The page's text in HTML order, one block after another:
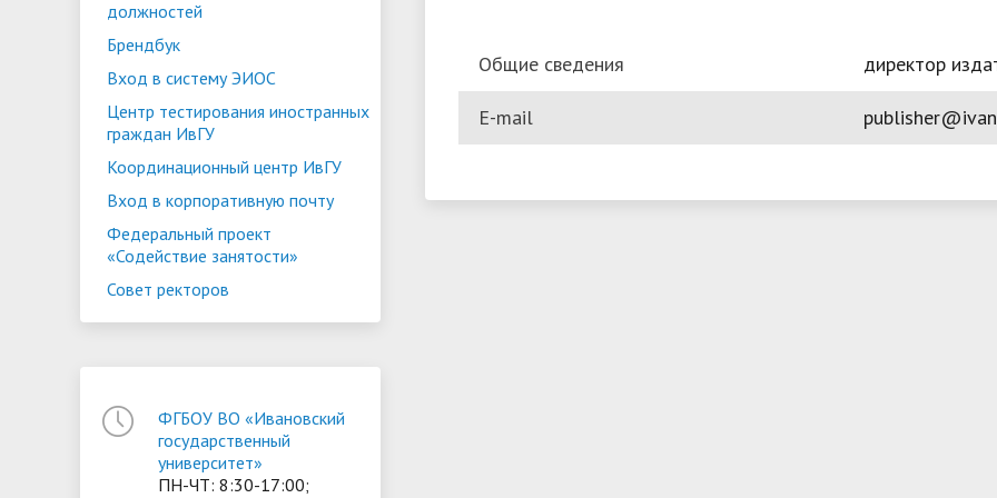
должностей
Брендбук
Вход в систему ЭИОС
Центр тестирования иностранных
граждан ИвГУ
Координационный центр ИвГУ
Вход в корпоративную почту
Федеральный проект
«Содействие занятости»
Совет ректоров
ФГБОУ ВО «Ивановский
государственный
университет»
ПН-ЧТ: 8:30-17:00;
Общие сведения директор
E-mail